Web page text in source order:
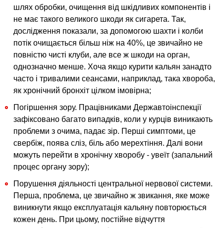
шлях обробки, очищення від шкідливих компонентів і
не має такого великого шкоди як сигарета. Так,
дослідження показали, за допомогою шахти і колби
потік очищається більш ніж на 40%, це звичайно не
повністю чисті клуби, але все ж шкоди на орган,
однозначно менше. Хоча якщо курити кальян занадто
часто і тривалими сеансами, наприклад, така хвороба,
як хронічний бронхіт цілком імовірна;
Погіршення зору. Працівниками Державтоінспекції
зафіксовано багато випадків, коли у курців виникають
проблеми з очима, падає зір. Перші симптоми, це
свербіж, поява сліз, біль або мерехтіння. Далі вони
можуть перейти в хронічну хворобу - увеїт (запальний
процес органу зору);
Порушення діяльності центральної нервової системи.
Перша, проблема, це звичайно ж звикання, яке може
виникнути якщо експлуатація кальяну повторюється
кожен день. При цьому, постійне відчуття